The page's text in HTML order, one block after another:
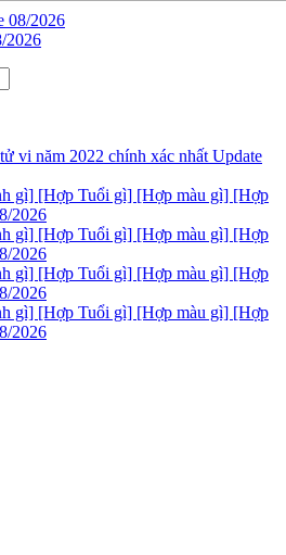
08/2026
2026
vi năm 2022 chính xác nhất Update
gì] [Hợp Tuổi gì] [Hợp màu gì] [Hợp
2026
gì] [Hợp Tuổi gì] [Hợp màu gì] [Hợp
2026
gì] [Hợp Tuổi gì] [Hợp màu gì] [Hợp
2026
gì] [Hợp Tuổi gì] [Hợp màu gì] [Hợp
2026